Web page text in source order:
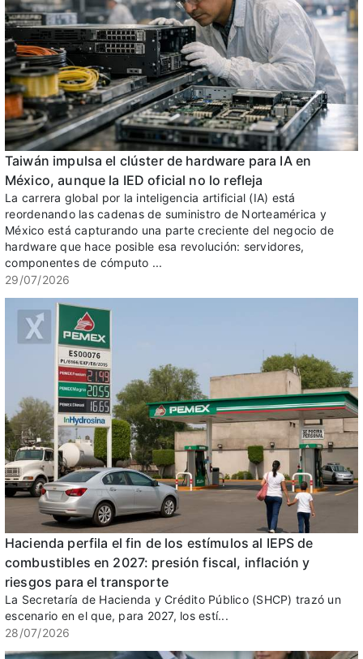
Taiwán impulsa el clúster de hardware para IA en
México, aunque la IED oficial no lo refleja
La carrera global por la inteligencia artificial (IA) está
reordenando las cadenas de suministro de Norteamérica y
México está capturando una parte creciente del negocio de
hardware que hace posible esa revolución: servidores,
componentes de cómputo ...
29/07/2026
Hacienda perfila el fin de los estímulos al IEPS de
combustibles en 2027: presión fiscal, inflación y
riesgos para el transporte
La Secretaría de Hacienda y Crédito Público (SHCP) trazó un
escenario en el que, para 2027, los estí...
28/07/2026